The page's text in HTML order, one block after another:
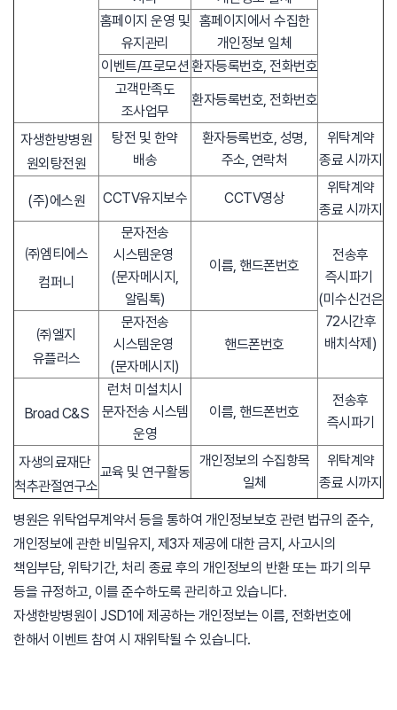
홈페이지 운영 및
유지관리
홈페이지에서 수집한
개인정보 일체
이벤트/프로모션 환자등록번호, 전화번호
고객만족도
조사업무
환자등록번호, 전화번호
자생한방병원
원외탕전원
탕전 및 한약
배송
환자등록번호, 성명,
주소, 연락처
위탁계약
종료 시까지
(주)에스원 CCTV유지보수 CCTV영상
위탁계약
종료 시까지
㈜엠티에스
컴퍼니
문자전송
시스템운영
(문자메시지,
알림톡)
이름, 핸드폰번호
전송후
즉시파기
(미수신건은
72시간후
배치삭제)
㈜엘지
유플러스
문자전송
시스템운영
(문자메시지)
핸드폰번호
Broad C&S
런처 미설치시
문자전송 시스템
운영
이름, 핸드폰번호
전송후
즉시파기
자생의료재단
척추관절연구소
교육 및 연구활동
개인정보의 수집항목
일체
위탁계약
종료 시까지
병원은 위탁업무계약서 등을 통하여 개인정보보호 관련 법규의 준수,
개인정보에 관한 비밀유지, 제3자 제공에 대한 금지, 사고시의
책임부담, 위탁기간, 처리 종료 후의 개인정보의 반환 또는 파기 의무
등을 규정하고, 이를 준수하도록 관리하고 있습니다.
자생한방병원이 JSD1에 제공하는 개인정보는 이름, 전화번호에
한해서 이벤트 참여 시 재위탁될 수 있습니다.